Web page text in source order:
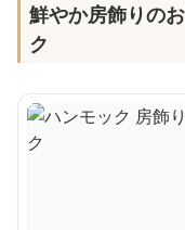
鮮やか房飾りの
ク